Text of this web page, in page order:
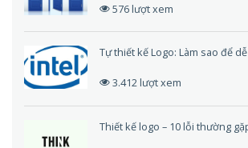
576 lượt xem
Tự thiết kế Logo: Làm sao để
3.412 lượt xem
Thiết kế logo – 10 lỗi thường